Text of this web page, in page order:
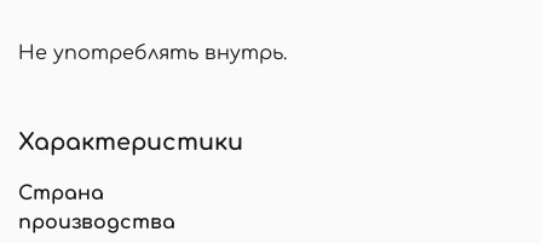
Не употреблять внутрь.
Характеристики
Страна
производства